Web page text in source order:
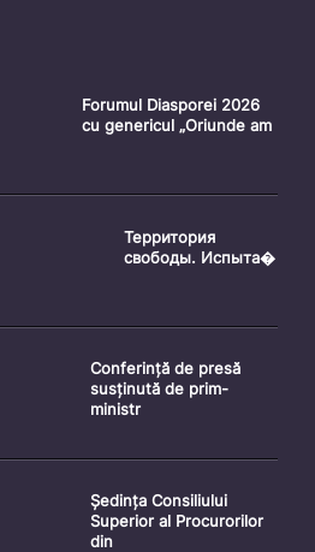
Forumul Diasporei 2026
cu genericul „Oriunde am
Территория
свободы. Испыта�
Conferință de presă
susținută de prim-
ministr
Ședința Consiliului
Superior al Procurorilor
din